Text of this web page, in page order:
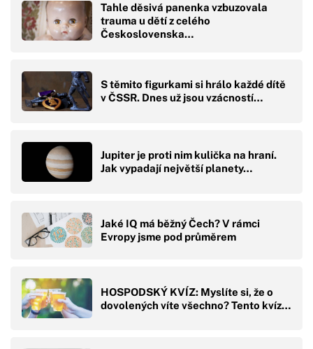
Tahle děsivá panenka vzbuzovala
trauma u dětí z celého
Československa…
S těmito figurkami si hrálo každé dítě
v ČSSR. Dnes už jsou vzácností…
Jupiter je proti nim kulička na hraní.
Jak vypadají největší planety…
Jaké IQ má běžný Čech? V rámci
Evropy jsme pod průměrem
HOSPODSKÝ KVÍZ: Myslíte si, že o
dovolených víte všechno? Tento kvíz…